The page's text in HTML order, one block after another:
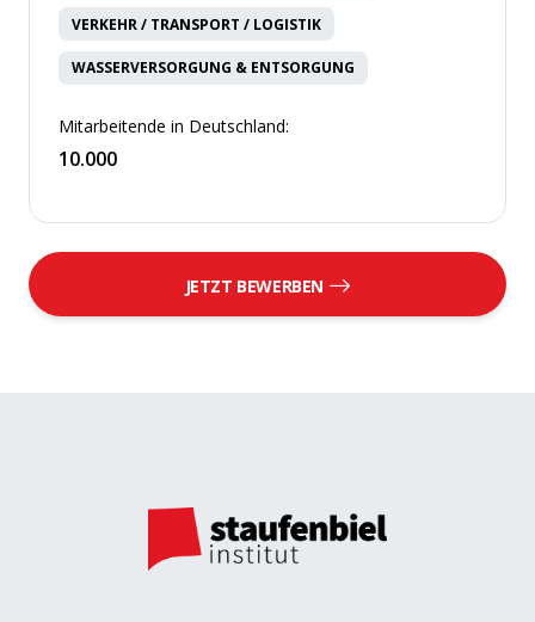
VERKEHR / TRANSPORT / LOGISTIK
WASSERVERSORGUNG & ENTSORGUNG
Mitarbeitende in Deutschland:
10.000
JETZT BEWERBEN